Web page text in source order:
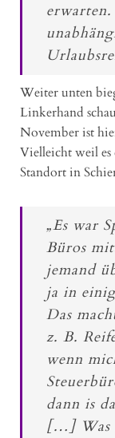
Weiter unten
Linkerhand
November ist
Vielleicht weil es
Standort in
„Es war
Büros
jemand
ja in
Das
z. B.
wenn
dann is
[…] Was